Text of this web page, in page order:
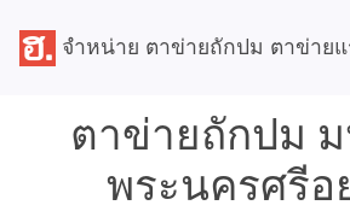
จำหน่าย ตาข่ายถักปม ตาข่ายแ
ตาข่ายถักปม
พระนครศรีอ